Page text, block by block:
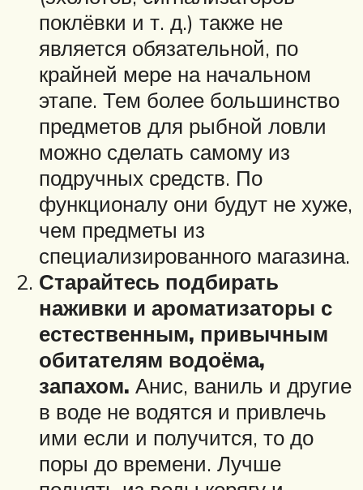
поклёвки и т. д.) также не
является обязательной, по
крайней мере на начальном
этапе. Тем более большинство
предметов для рыбной ловли
можно сделать самому из
подручных средств. По
функционалу они будут не хуже,
чем предметы из
специализированного магазина.
Старайтесь подбирать
наживки и ароматизаторы с
естественным, привычным
обитателям водоёма,
запахом. Анис, ваниль и другие
в воде не водятся и привлечь
ими если и получится, то до
поры до времени. Лучше